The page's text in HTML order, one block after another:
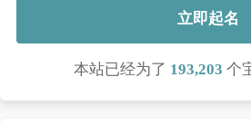
立即起名
本站已经为了 193,203 个